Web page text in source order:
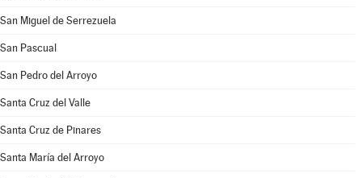
San Miguel de Serrezuela
San Pascual
San Pedro del Arroyo
Santa Cruz del Valle
Santa Cruz de Pinares
Santa María del Arroyo